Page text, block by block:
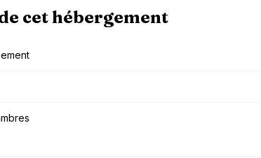
cet hébergement